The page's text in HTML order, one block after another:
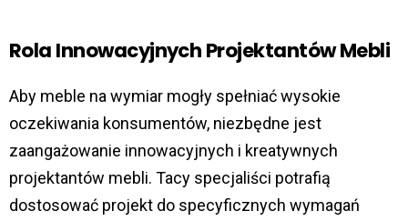
Rola Innowacyjnych Projektantów Mebli
Aby meble na wymiar mogły spełniać wysokie
oczekiwania konsumentów, niezbędne jest
zaangażowanie innowacyjnych i kreatywnych
projektantów mebli. Tacy specjaliści potrafią
dostosować projekt do specyficznych wymagań